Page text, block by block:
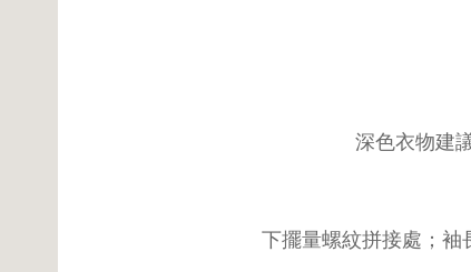
深色衣物建
下擺量螺紋拼接處；袖